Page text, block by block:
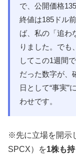
で、公開価格
終値は185ドル
ば、私の「追わ
りました。でも
してこの1週間
だった数字が、
日として“事実”
わせです。
※先に立場を開示
SPCX）を1株も